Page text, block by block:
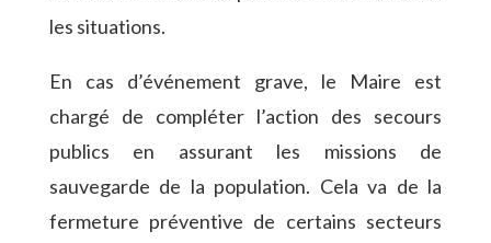
les situations.
En cas d’événement grave, le Maire est
chargé de compléter l’action des secours
publics en assurant les missions de
sauvegarde de la population. Cela va de la
fermeture préventive de certains secteurs